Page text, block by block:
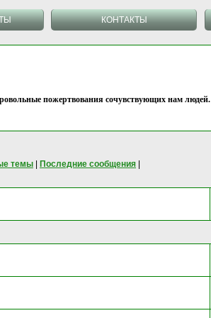
КОНТАКТЫ
пожертвования сочувствующих нам людей.
темы Последние сообщения